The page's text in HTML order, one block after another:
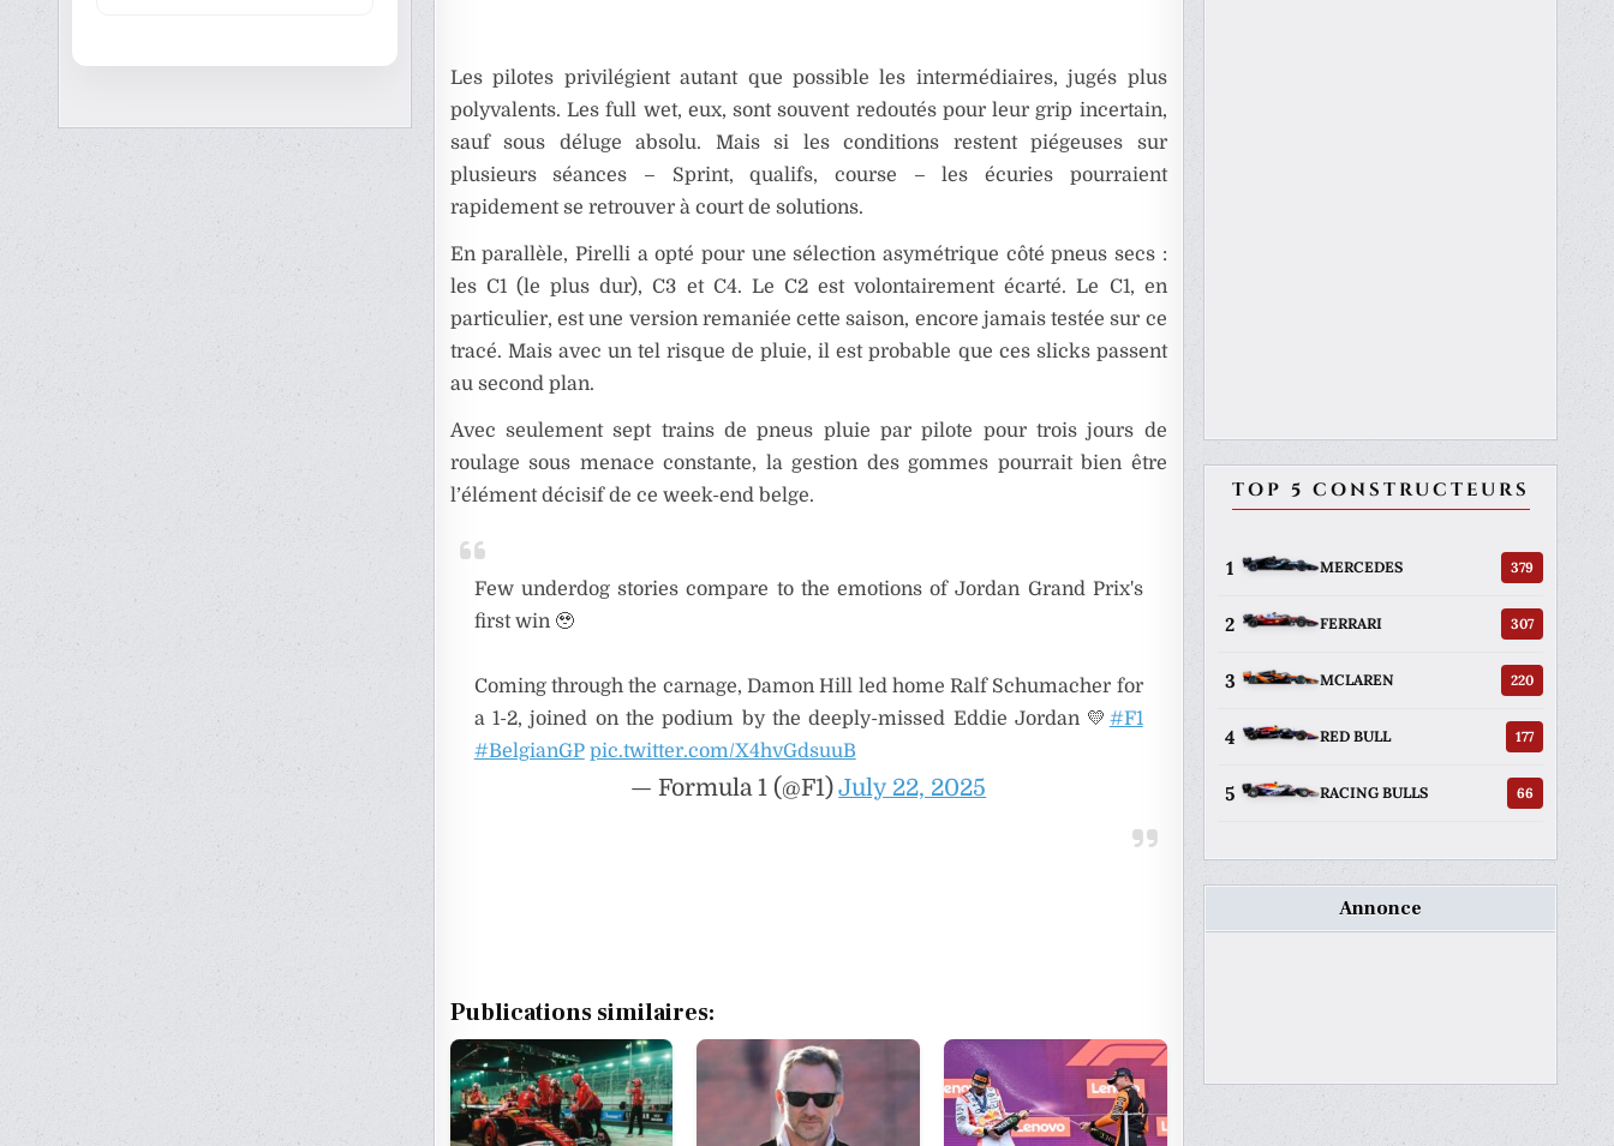
Les pilotes privilégient autant que possible les intermédiaires, jugés plus
polyvalents. Les full wet, eux, sont souvent redoutés pour leur grip incertain,
sauf sous déluge absolu. Mais si les conditions restent piégeuses sur
plusieurs séances – Sprint, qualifs, course – les écuries pourraient
rapidement se retrouver à court de solutions.
En parallèle, Pirelli a opté pour une sélection asymétrique côté pneus secs :
les C1 (le plus dur), C3 et C4. Le C2 est volontairement écarté. Le C1, en
particulier, est une version remaniée cette saison, encore jamais testée sur ce
tracé. Mais avec un tel risque de pluie, il est probable que ces slicks passent
au second plan.
Avec seulement sept trains de pneus pluie par pilote pour trois jours de
roulage sous menace constante, la gestion des gommes pourrait bien être
l’élément décisif de ce week-end belge.
Few underdog stories compare to the emotions of Jordan Grand Prix's
first win 🥹
Coming through the carnage, Damon Hill led home Ralf Schumacher for
a 1-2, joined on the podium by the deeply-missed Eddie Jordan 💛 #F1
#BelgianGP pic.twitter.com/X4hvGdsuuB
— Formula 1 (@F1)July 22, 2025
Publications similaires:
TOP 5 CONSTRUCTEURS
1 MERCEDES 379
2 FERRARI 307
3 MCLAREN 220
4 RED BULL 177
5 RACING BULLS 66
Annonce